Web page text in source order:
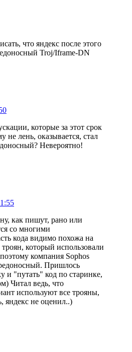
что яндекс после этого
Troj/Iframe-DN
которые за этот срок
не лень, оказывается, стал
Невероятно!
как пишут, рано или
со многими
кода видимо похожа на
который использовали
компания Sophos
Пришлось
и "путать" код по старинке,
Читал ведь, что
используют все трояны,
яндекс не оценил..)